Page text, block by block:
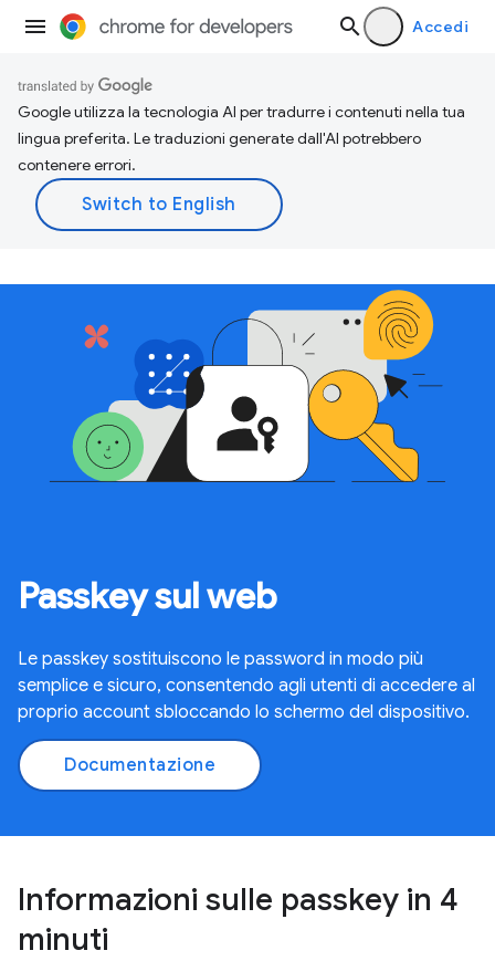
Accedi
Google utilizza la tecnologia AI per tradurre i contenuti nella tua
lingua preferita. Le traduzioni generate dall'AI potrebbero
contenere errori.
Passkey sul web
Le passkey sostituiscono le password in modo più
semplice e sicuro, consentendo agli utenti di accedere al
proprio account sbloccando lo schermo del dispositivo.
Documentazione
Informazioni sulle passkey in 4
minuti